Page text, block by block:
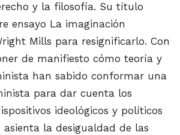
y la filosofía. Su título
ensayo La imaginación
Mills para resignificarlo. Con
de manifiesto cómo teoría y
han sabido conformar una
para dar cuenta los
ideológicos y políticos
asienta la desigualdad de las